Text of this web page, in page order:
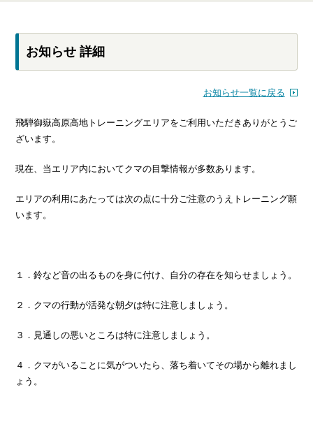
お知らせ 詳細
お知らせ一覧に戻る
飛騨御嶽高原高地トレーニングエリアをご利用いただきありがとうご
ざいます。
現在、当エリア内においてクマの目撃情報が多数あります。
エリアの利用にあたっては次の点に十分ご注意のうえトレーニング願
います。
１．鈴など音の出るものを身に付け、自分の存在を知らせましょう。
２．クマの行動が活発な朝夕は特に注意しましょう。
３．見通しの悪いところは特に注意しましょう。
４．クマがいることに気がついたら、落ち着いてその場から離れまし
ょう。